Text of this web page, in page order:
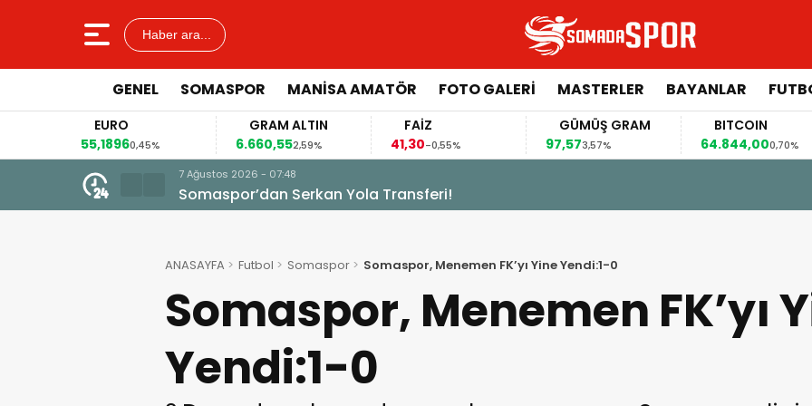
Haber ara...
GENEL SOMASPOR MANISA AMATÖR FOTO GALERI MASTERLER BAYANLAR
GRAM ALTIN
6.660,55
2,59%
FAİZ
41,30
-0,55%
GÜMÜŞ GRAM
97,57
BITCOIN
64.844,00
0,70%
7 Ağustos 2026 - 07:48
Somaspor’dan Serkan Yola Transferi!
ANASAYFA Futbol Somaspor Somaspor, Menemen FK’yı Yine Yendi:1-0
Somaspor, Menemen FK’yı
Yendi:1-0